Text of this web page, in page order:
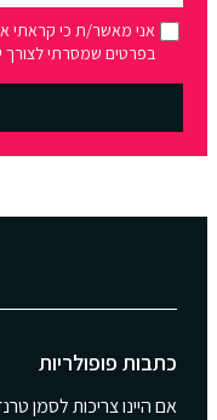
אני מאשר/ת כי קראתי
בפרטים שמסרתי לצורך
כתבות פופולריות
אם היינו צריכות לסמן